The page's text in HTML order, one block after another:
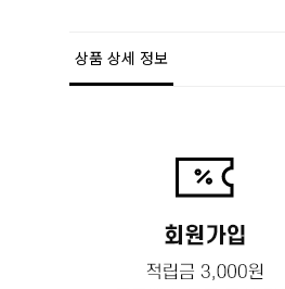
상품 상세 정보